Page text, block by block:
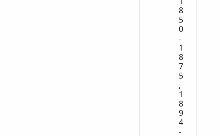
8
5
0
-
1
8
7
5
,
1
8
9
4
-